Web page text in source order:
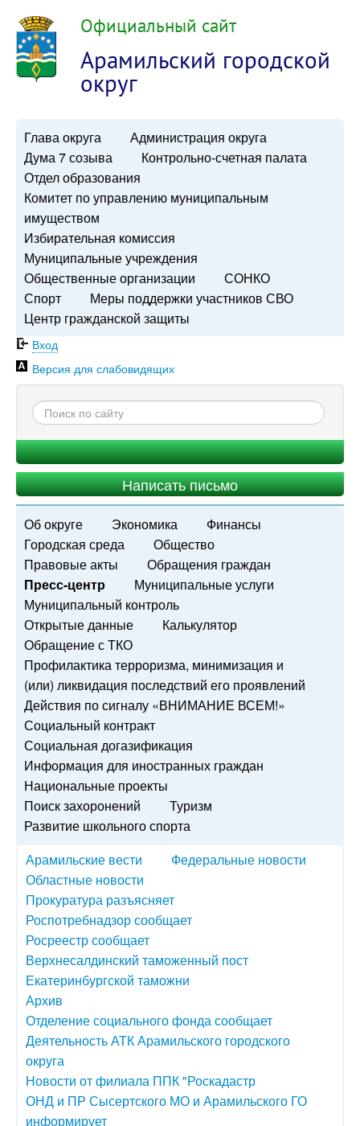
Официальный сайт
Арамильский городской
округ
Глава округа
Администрация округа
Дума 7 созыва
Контрольно-счетная палата
Отдел образования
Комитет по управлению муниципальным
имуществом
Избирательная комиссия
Муниципальные учреждения
Общественные организации
СОНКО
Спорт
Меры поддержки участников СВО
Центр гражданской защиты
Вход
Версия для слабовидящих
Написать письмо
Об округе Экономика
Финансы
Городская среда
Общество
Правовые акты
Обращения граждан
Пресс-центр
Муниципальные услуги
Муниципальный контроль
Открытые данные
Калькулятор
Обращение с ТКО
Профилактика терроризма, минимизация и
(или) ликвидация последствий его проявлений
Действия по сигналу «ВНИМАНИЕ ВСЕМ!»
Социальный контракт
Социальная догазификация
Информация для иностранных граждан
Национальные проекты
Поиск захоронений
Туризм
Развитие школьного спорта
Арамильские вести
Федеральные новости
Областные новости
Прокуратура разъясняет
Роспотребнадзор сообщает
Росреестр сообщает
Верхнесалдинский таможенный пост
Екатеринбургской таможни
Архив
Отделение социального фонда сообщает
Деятельность АТК Арамильского городского
округа
Новости от филиала ППК "Роскадастр
ОНД и ПР Сысертского МО и Арамильского ГО
информирует